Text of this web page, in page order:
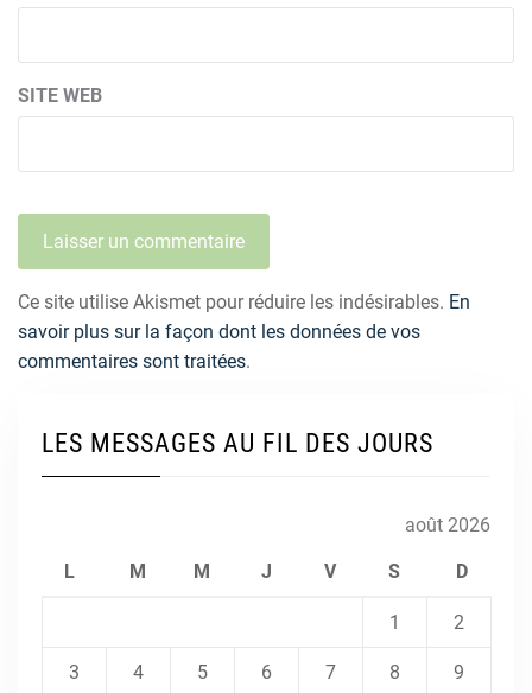
SITE WEB
Ce site utilise Akismet pour réduire les indésirables. En
savoir plus sur la façon dont les données de vos
commentaires sont traitées.
LES MESSAGES AU FIL DES JOURS
août 2026
L M M J V S D
1 2
3 4 5 6 7 8 9